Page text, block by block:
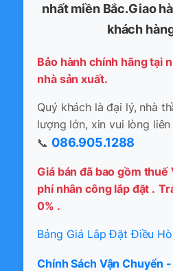
nhất miền Bắc.Giao
khách
Bảo hành chính hãng tại
nhà sản xuất.
Quý khách là đại lý, nhà
lượng lớn, xin vui lòng
📞 086.905.1288
Giá bán đã bao gồm thuế
phí nhân công lắp đặt .
0% .
Bảng Giá Lắp Đặt Điều
Chính Sách Vận Chuyển